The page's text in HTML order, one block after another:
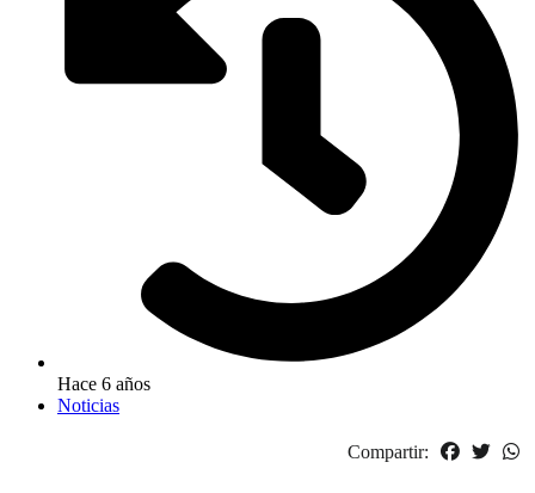
Hace 6 años
Noticias
Compartir: